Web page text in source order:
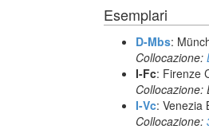
Esemplari
D-Mbs:
Collocazione:
I-Fc: Firenze
Collocazione:
I-Vc: Venezia
Collocazione: